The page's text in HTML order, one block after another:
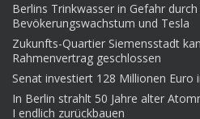
Berlins Trinkwasser in Gefahr
Bevökerungswachstum und Tesla
Zukunfts-Quartier Siemensstadt
Rahmenvertrag geschlossen
Senat investiert 128 Millionen Euro
In Berlin strahlt 50 Jahre alter
I endlich zurückbauen